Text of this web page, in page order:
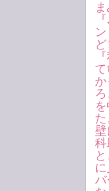
た
科
バ